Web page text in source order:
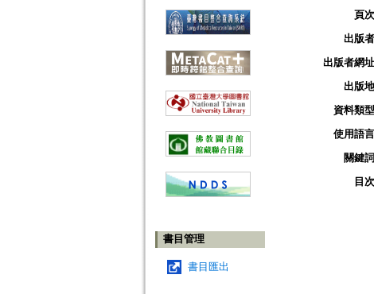
書目管理
書目匯出
頁次
出版者
出版者網址
出版地
資料類型
使用語言
關鍵詞
目次